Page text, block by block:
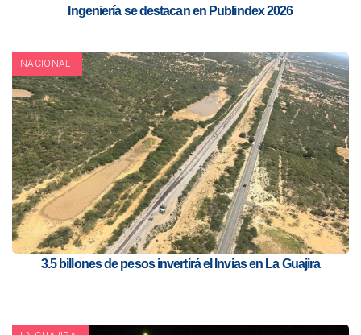
Ingeniería se destacan en Publindex 2026
NACIONAL
3.5 billones de pesos invertirá el Invias en La Guajira